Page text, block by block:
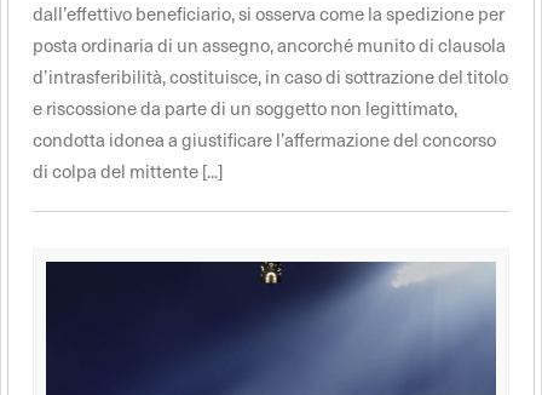
dall’effettivo beneficiario, si osserva come la spedizione per
posta ordinaria di un assegno, ancorché munito di clausola
d’intrasferibilità, costituisce, in caso di sottrazione del titolo
e riscossione da parte di un soggetto non legittimato,
condotta idonea a giustificare l’affermazione del concorso
di colpa del mittente [...]